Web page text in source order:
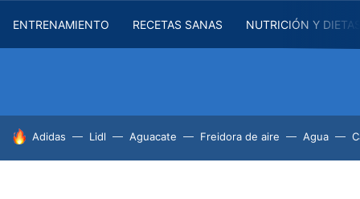
ENTRENAMIENTO RECETAS SANAS NUTRICIÓN Y
HOY SE HABLA DE
Adidas Lidl Aguacate Freidora de aire Agua